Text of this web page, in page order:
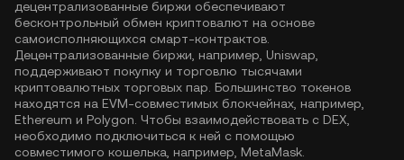
децентрализованные биржи обеспечивают
бесконтрольный обмен криптовалют на основе
самоисполняющихся смарт-контрактов.
Децентрализованные биржи, например, Uniswap,
поддерживают покупку и торговлю тысячами
криптовалютных торговых пар. Большинство токенов
находятся на EVM-совместимых блокчейнах, например,
Ethereum и Polygon . Чтобы взаимодействовать с DEX,
необходимо подключиться к ней с помощью
совместимого кошелька, например, MetaMask.